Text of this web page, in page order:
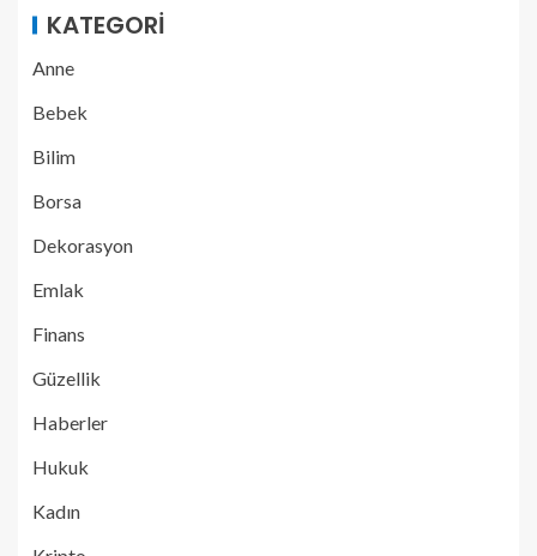
KATEGORI
Anne
Bebek
Bilim
Borsa
Dekorasyon
Emlak
Finans
Güzellik
Haberler
Hukuk
Kadın